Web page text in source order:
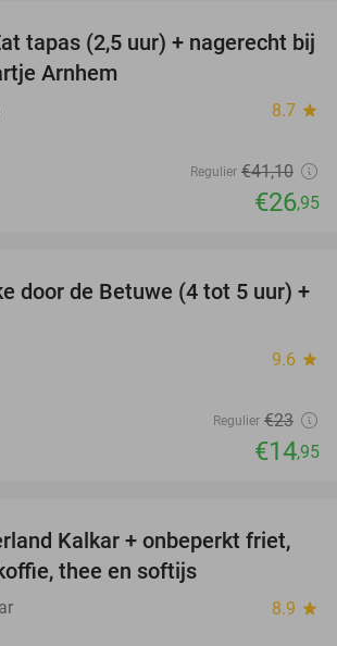
34%
tapas (2,5 uur) + nagerecht bij
Arnhem
8.7 star
Regulier €41,10
€26,95
35%
door de Betuwe (4 tot 5 uur) +
9.6 star
Regulier €23
€14,95
32%
Kalkar + onbeperkt friet,
thee en softijs
8.9 star